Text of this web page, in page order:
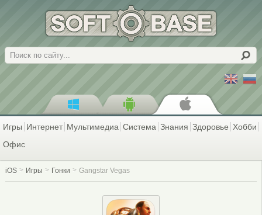
Поиск
Игры Интернет Мультимедиа Система Знания Здоровье Хобби
Офис
iOS Игры Гонки Gangstar Vegas